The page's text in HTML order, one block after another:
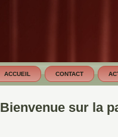
ACCUEIL CONTACT
Bienvenue sur la